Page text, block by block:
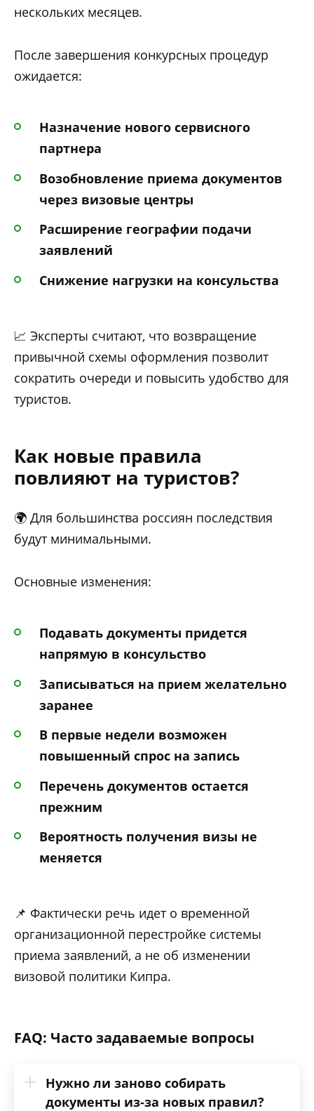
нескольких месяцев.
После завершения конкурсных процедур
ожидается:
Назначение нового сервисного
партнера
Возобновление приема документов
через визовые центры
Расширение географии подачи
заявлений
Снижение нагрузки на консульства
📈 Эксперты считают, что возвращение
привычной схемы оформления позволит
сократить очереди и повысить удобство для
туристов.
Как новые правила
повлияют на туристов?
🌍 Для большинства россиян последствия
будут минимальными.
Основные изменения:
Подавать документы придется
напрямую в консульство
Записываться на прием желательно
заранее
В первые недели возможен
повышенный спрос на запись
Перечень документов остается
прежним
Вероятность получения визы не
меняется
📌 Фактически речь идет о временной
организационной перестройке системы
приема заявлений, а не об изменении
визовой политики Кипра.
FAQ: Часто задаваемые вопросы
Нужно ли заново собирать
документы из-за новых правил?